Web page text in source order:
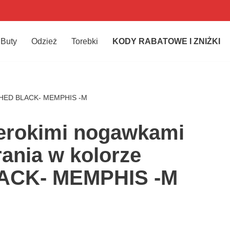
Buty Odzież Torebki KODY RABATOWE I ZNIŻKI
BLACK- MEMPHIS -M
nogawkami
w kolorze
MEMPHIS -M